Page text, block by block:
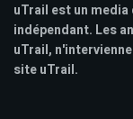
uTrail est un
indépendant. Les
uTrail,
site uTrail.